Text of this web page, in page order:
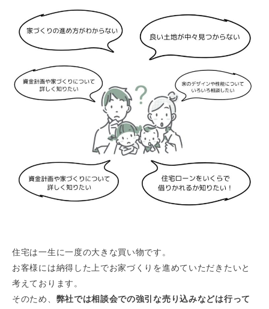
住宅は一生に一度の大きな買い物です。
お客様には納得した上でお家づくりを進めていただきたいと
考えております。
そのため、 弊社では相談会での強引な売り込みなどは行って